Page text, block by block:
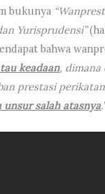
bukunya
Yurisprudensi”
bahwa
keadaan,
prestasi
salah atasnya